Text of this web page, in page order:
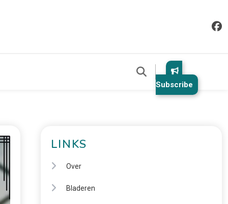
Subscribe
LINKS
Over
Bladeren